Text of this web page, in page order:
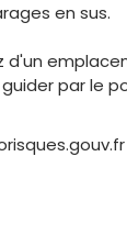
en sus.
d'un
par le